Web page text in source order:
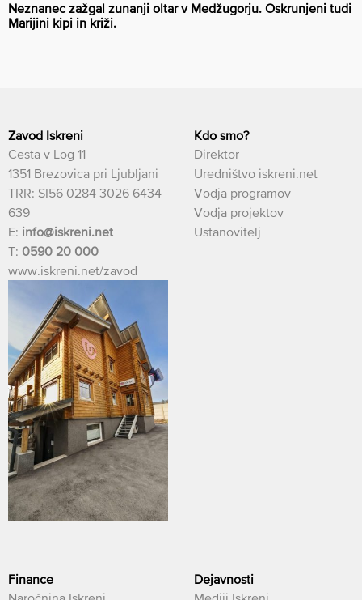
Neznanec zažgal zunanji oltar v Medžugorju. Oskrunjeni tudi
Marijini kipi in križi.
Zavod Iskreni
Cesta v Log 11
1351 Brezovica pri Ljubljani
TRR: SI56 0284 3026 6434
639
E: info@iskreni.net
T: 0590 20 000
www.iskreni.net/zavod
Kdo smo?
Direktor
Uredništvo iskreni.net
Vodja programov
Vodja projektov
Ustanovitelj
Finance
Dejavnosti